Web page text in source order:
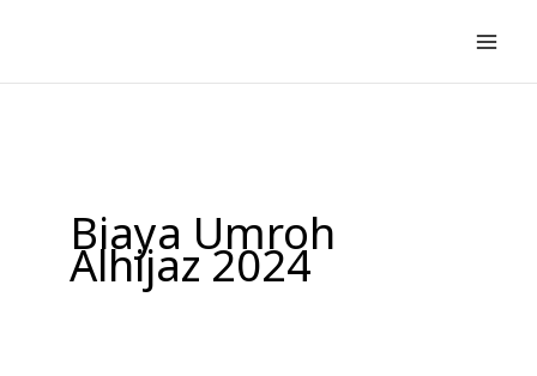
konten
Biaya Umroh
Alhijaz 2024